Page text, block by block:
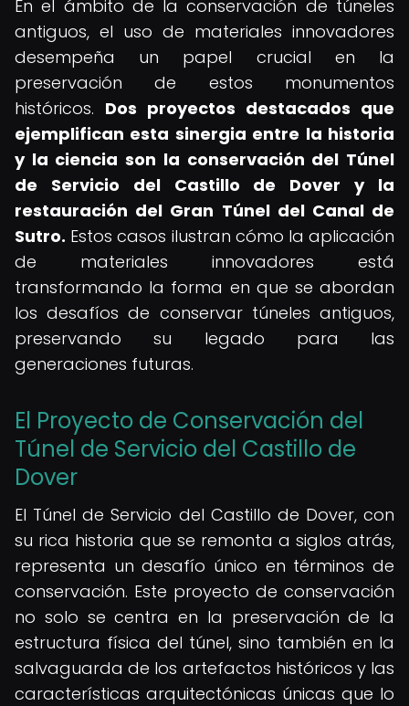
En el ámbito de la conservación de túneles
antiguos, el uso de materiales innovadores
desempeña un papel crucial en la
preservación de estos monumentos
históricos. Dos proyectos destacados que
ejemplifican esta sinergia entre la historia
y la ciencia son la conservación del Túnel
de Servicio del Castillo de Dover y la
restauración del Gran Túnel del Canal de
Sutro. Estos casos ilustran cómo la aplicación
de materiales innovadores está
transformando la forma en que se abordan
los desafíos de conservar túneles antiguos,
preservando su legado para las
generaciones futuras.
El Proyecto de Conservación del
Túnel de Servicio del Castillo de
Dover
El Túnel de Servicio del Castillo de Dover, con
su rica historia que se remonta a siglos atrás,
representa un desafío único en términos de
conservación. Este proyecto de conservación
no solo se centra en la preservación de la
estructura física del túnel, sino también en la
salvaguarda de los artefactos históricos y las
características arquitectónicas únicas que lo